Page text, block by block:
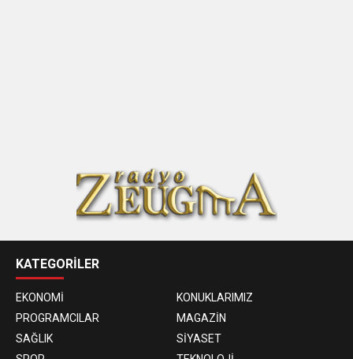
KATEGORİLER
EKONOMİ
KONUKLARIMIZ
PROGRAMCILAR
MAGAZİN
SAĞLIK
SİYASET